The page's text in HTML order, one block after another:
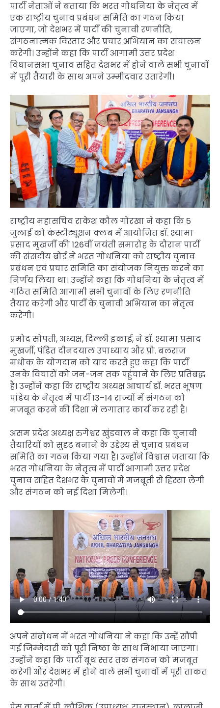
पार्टी नेताओं ने बताया कि भरत गोधनिया के नेतृत्व में
एक राष्ट्रीय चुनाव प्रबंधन समिति का गठन किया
जाएगा, जो देशभर में पार्टी की चुनावी रणनीति,
संगठनात्मक विस्तार और प्रचार अभियान का संचालन
करेगी। उन्होंने कहा कि पार्टी आगामी उत्तर प्रदेश
विधानसभा चुनाव सहित देशभर में होने वाले सभी चुनावों
में पूरी तैयारी के साथ अपने उम्मीदवार उतारेगी।
राष्ट्रीय महासचिव राकेश कौल गोरखा ने कहा कि 5
जुलाई को कंस्टीट्यूशन क्लब में आयोजित डॉ. श्यामा
प्रसाद मुखर्जी की 126वीं जयंती समारोह के दौरान पार्टी
की संसदीय बोर्ड ने भरत गोधनिया को राष्ट्रीय चुनाव
प्रबंधन एवं प्रचार समिति का संयोजक नियुक्त करने का
निर्णय लिया था। उन्होंने कहा कि गोधनिया के नेतृत्व में
गठित समिति आगामी सभी चुनावों के लिए रणनीति
तैयार करेगी और पार्टी के चुनावी अभियान का नेतृत्व
करेगी।
प्रमोद सोपती, अध्यक्ष, दिल्ली इकाई, ने डॉ. श्यामा प्रसाद
मुखर्जी, पंडित दीनदयाल उपाध्याय और प्रो. बलराज
मधोक के योगदान को याद करते हुए कहा कि पार्टी
उनके विचारों को जन-जन तक पहुंचाने के लिए प्रतिबद्ध
है। उन्होंने कहा कि राष्ट्रीय अध्यक्ष आचार्य डॉ. भरत भूषण
पांडेय के नेतृत्व में पार्टी 13–14 राज्यों में संगठन को
मजबूत करने की दिशा में लगातार कार्य कर रही है।
असम प्रदेश अध्यक्ष रुगेश्वर खुंडवाल ने कहा कि चुनावी
तैयारियों को सुदृढ़ बनाने के उद्देश्य से चुनाव प्रबंधन
समिति का गठन किया गया है। उन्होंने विश्वास जताया कि
भरत गोधनिया के नेतृत्व में पार्टी आगामी उत्तर प्रदेश
चुनाव सहित देशभर के चुनावों में मजबूती से हिस्सा लेगी
और संगठन को नई दिशा मिलेगी।
अपने संबोधन में भरत गोधनिया ने कहा कि उन्हें सौंपी
गई जिम्मेदारी को पूरी निष्ठा के साथ निभाया जाएगा।
उन्होंने कहा कि पार्टी बूथ स्तर तक संगठन को मजबूत
करेगी और देशभर में होने वाले सभी चुनावों में पूरी ताकत
के साथ उतरेगी।